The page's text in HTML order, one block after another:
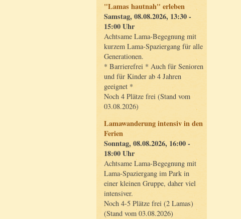
"Lamas hautnah" erleben
Samstag, 08.08.2026, 13:30 -
15:00 Uhr
Achtsame Lama-Begegnung mit
kurzem Lama-Spaziergang für alle
Generationen.
* Barrierefrei * Auch für Senioren
und für Kinder ab 4 Jahren
geeignet *
Noch 4 Plätze frei (Stand vom
03.08.2026)
Lamawanderung intensiv in den
Ferien
Sonntag, 08.08.2026, 16:00 -
18:00 Uhr
Achtsame Lama-Begegnung mit
Lama-Spaziergang im Park in
einer kleinen Gruppe, daher viel
intensiver.
Noch 4-5 Plätze frei (2 Lamas)
(Stand vom 03.08.2026)